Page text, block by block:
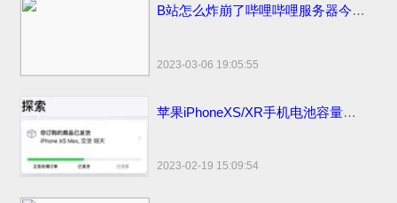
B站怎么炸崩了哔哩哔哩服务器今日怎么又炸挂了？技术团队公开早先原因
2023-03-06 19:05:55
苹果iPhoneXS/XR手机电池容量续航最强？答案揭晓
2023-02-19 15:09:54